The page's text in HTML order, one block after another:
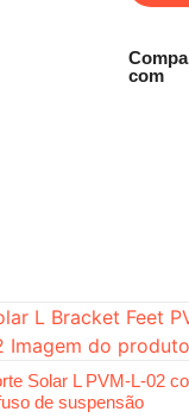
com
Solar L PVM-L-02
de suspensão